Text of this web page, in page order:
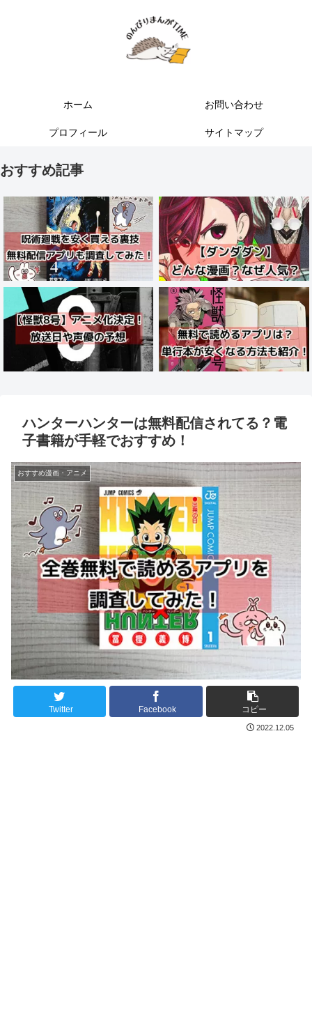
ホーム お問い合わせ
プロフィール サイトマップ
おすすめ記事
ハンターハンターは無料配信されてる？電
子書籍が手軽でおすすめ！
おすすめ漫画・アニメ
Twitter Facebook コピー
2022.12.05